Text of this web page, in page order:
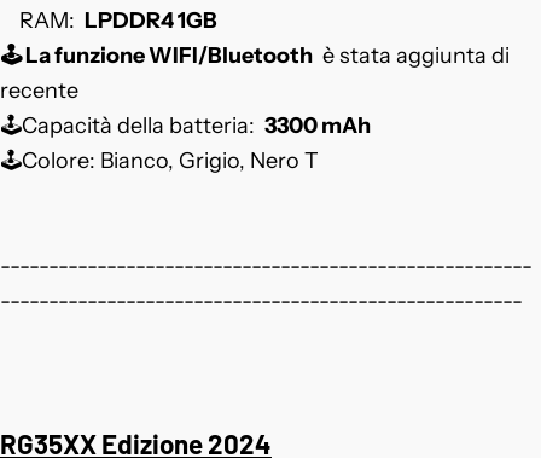
RAM: LPDDR4 1GB
🕹️La funzione WIFI/Bluetooth è stata aggiunta di
recente
🕹️Capacità della batteria: 3300 mAh
🕹️Colore: Bianco, Grigio, Nero T
-------------------------------------------------------
------------------------------------------------------
RG35XX Edizione 2024